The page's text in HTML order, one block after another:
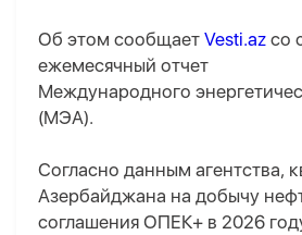
Об этом сообщает Vesti.az со
ежемесячный отчет
Международного
(МЭА).
Согласно данным агентства,
Азербайджана на добычу
соглашения ОПЕК+ в 2026